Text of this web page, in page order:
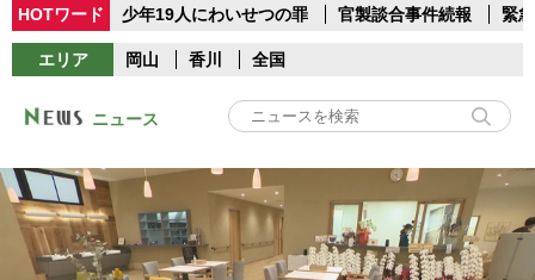
HOTワード 少年19人にわいせつの罪 官製談合事件続報 緊
エリア 岡山 香川 全国
ニュース